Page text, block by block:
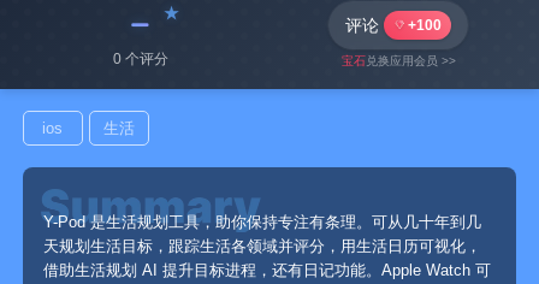
﹣
0 个评分
评论 +100
宝石兑换应用会员 >>
ios 生活
Y-Pod 是生活规划工具，助你保持专注有条理。可从几十年到几
天规划生活目标，跟踪生活各领域并评分，用生活日历可视化，
借助生活规划 AI 提升目标进程，还有日记功能。Apple Watch 可